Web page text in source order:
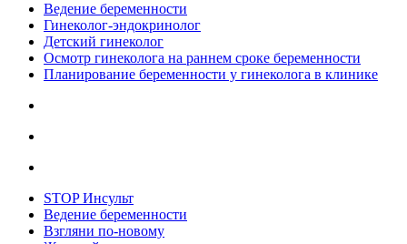
Ведение беременности
Гинеколог-эндокринолог
Детский гинеколог
Осмотр гинеколога на раннем сроке беременности
Планирование беременности у гинеколога в клинике
STOP Инсульт
Ведение беременности
Взгляни по-новому